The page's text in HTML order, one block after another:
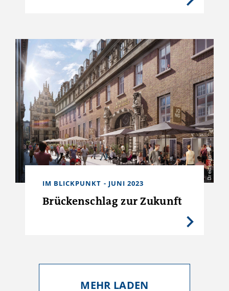
Dreidesign
IM BLICKPUNKT - JUNI 2023
Brückenschlag zur Zukunft
MEHR LADEN